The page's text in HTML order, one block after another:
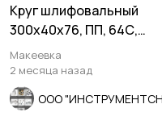
Круг шлифовальный
300х40х76, ПП, 64С,
зеленый, 40 СМ1, K-L V, ср
зерно
Макеевка
2 месяца назад